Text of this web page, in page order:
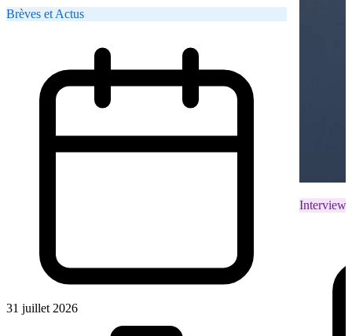
Brèves et Actus
31 juillet 2026
Interviews